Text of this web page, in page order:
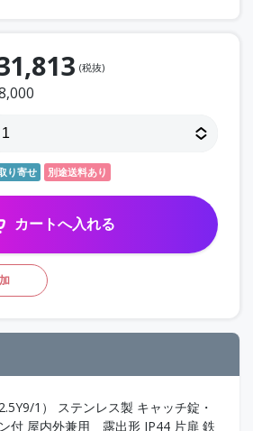
(税抜)
り寄せ 別途送料あり
カートへ入れる
1） ステンレス製 キャッチ錠・
付 屋内外兼用 露出形 IP44 片扉 鉄